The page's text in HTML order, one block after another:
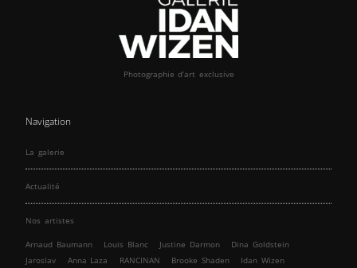
Photographie d’art exclusive
Navigation
La galerie
Actualité
Nos artistes
Arnaud Baumann Louis Blanc Justine Darmon
Dina Goldstein
Jaroslav
Anna Laza RANCINAN Brooke Shaden
Idan Wizen